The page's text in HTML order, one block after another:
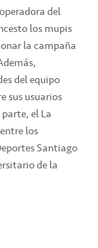
del
los mupis
la campaña
del equipo
sus usuarios
el La
los
Santiago
de la